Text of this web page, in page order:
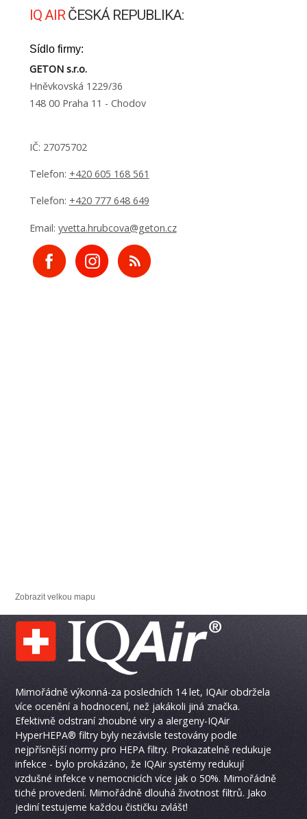
IQ AIRČESKÁ REPUBLIKA:
Sídlo firmy:
GETON s.r.o.
Hněvkovská 1229/36
148 00 Praha 11 - Chodov
IČ: 27075702
Telefon: +420 605 168 561
Telefon: +420 777 648 649
Email: yvetta.hrubcova@geton.cz
Zobrazit velkou mapu
Mimořádně výkonná-za posledních 14 let, IQAir obdržela
více ocenění a hodnocení, než jakákoli jiná značka.
Efektivně odstraní zhoubné viry a alergeny-IQAir
HyperHEPA® filtry byly nezávisle testovány podle
nejpřísnější normy pro HEPA filtry. Prokazatelně redukuje
infekce - bylo prokázáno, že IQAir systémy redukují
vzdušné infekce v nemocnicích více jak o 50%. Mimořádně
tiché provedení. Mimořádně dlouhá životnost filtrů. Jako
jediní testujeme každou čističku zvlášť!